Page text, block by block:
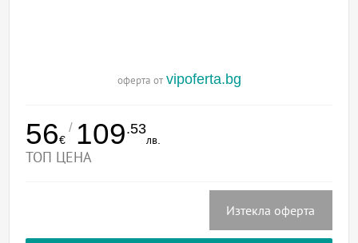
оферта от vipoferta.bg
56€
/ 109.53
лв.
ТОП ЦЕНА
Изтекла оферта